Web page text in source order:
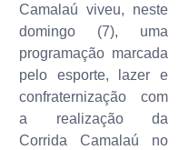
Camalaú viveu, neste
domingo (7), uma
programação marcada
pelo esporte, lazer e
confraternização com
a realização da
Corrida Camalaú no